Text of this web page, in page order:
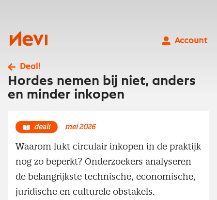
Nevi
Account
Deal!
Hordes nemen bij niet, anders
en minder inkopen
deal! mei 2026
Waarom lukt circulair inkopen in de praktijk
nog zo beperkt? Onderzoekers analyseren
de belangrijkste technische, economische,
juridische en culturele obstakels.